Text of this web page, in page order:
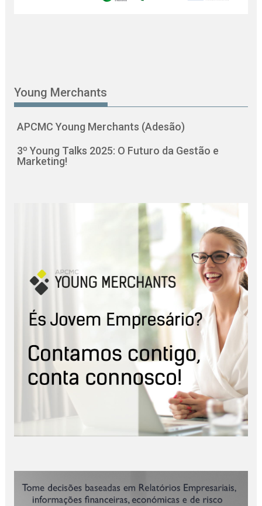
Young Merchants
APCMC Young Merchants (Adesão)
3º Young Talks 2025: O Futuro da Gestão e
Marketing!